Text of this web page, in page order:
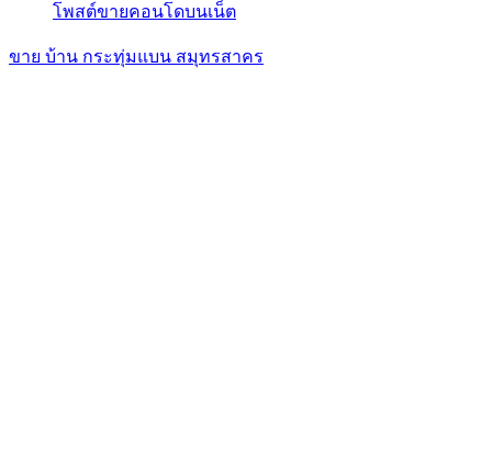
โพสต์ขายคอนโดบนเน็ต
ขาย บ้าน กระทุ่มแบน สมุทรสาคร